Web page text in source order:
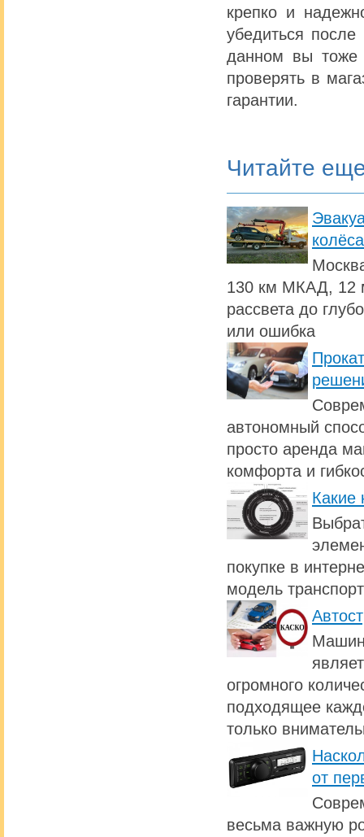
крепко и
убедиться
данном вы тоже
проверять в
гарантии.
Читайте
130 км МКАД, 12
рассвета до
или ошибка
автономный
просто аренда
комфорта и
Какие
покупке в
модель
огромного
подходящее
только
от
весьма важную